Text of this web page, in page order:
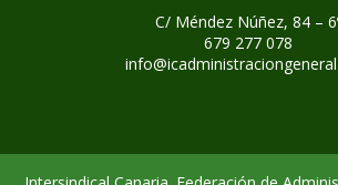
C/ Méndez Núñez, 84 –
679 277 078